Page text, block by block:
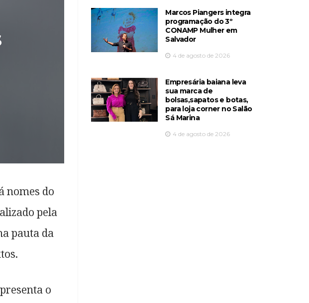
nomes do
pela
pauta da
o
Marcos Piangers integra
programação do 3º
CONAMP Mulher em
Salvador
4 de agosto de 2026
Empresária baiana leva
sua marca de
bolsas,sapatos e botas,
para loja corner no Salão
Sá Marina
4 de agosto de 2026